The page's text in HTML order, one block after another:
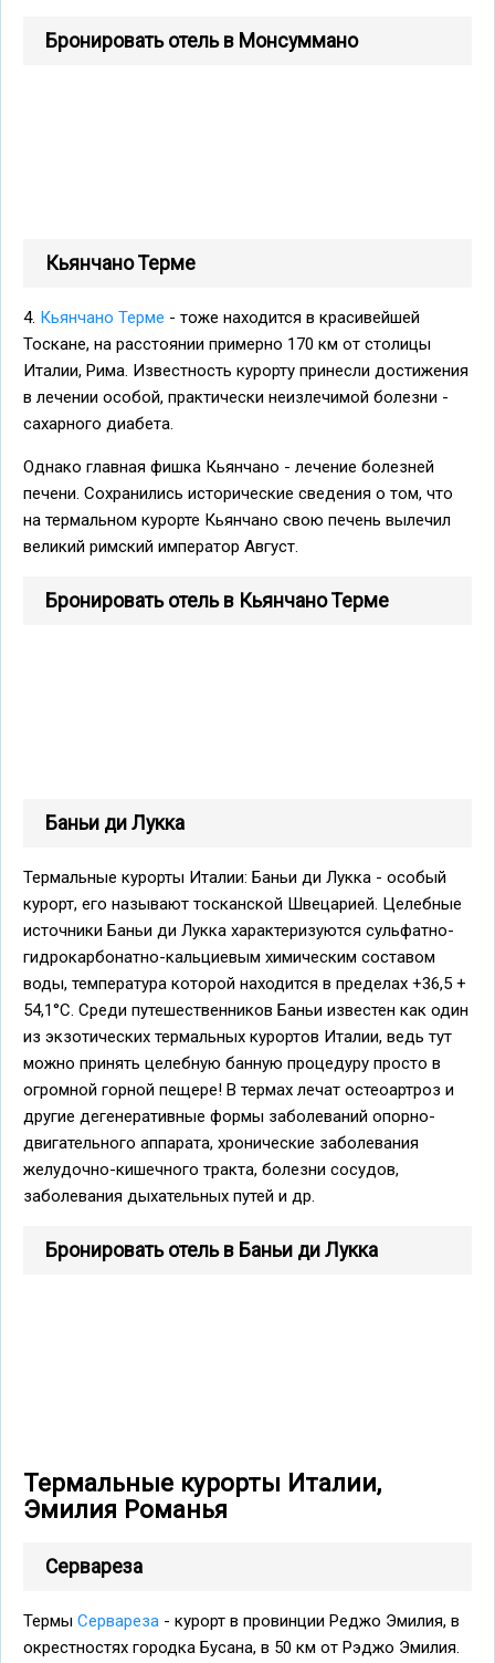
Бронировать отель в Монсуммано
Кьянчано Терме
4. Кьянчано Терме - тоже находится в красивейшей
Тоскане, на расстоянии примерно 170 км от столицы
Италии, Рима. Известность курорту принесли достижения
в лечении особой, практически неизлечимой болезни -
сахарного диабета.
Однако главная фишка Кьянчано - лечение болезней
печени. Сохранились исторические сведения о том, что
на термальном курорте Кьянчано свою печень вылечил
великий римский император Август.
Бронировать отель в Кьянчано Терме
Баньи ди Лукка
Термальные курорты Италии: Баньи ди Лукка - особый
курорт, его называют тосканской Швецарией. Целебные
источники Баньи ди Лукка характеризуются сульфатно-
гидрокарбонатно-кальциевым химическим составом
воды, температура которой находится в пределах +36,5 +
54,1°С. Среди путешественников Баньи известен как один
из экзотических термальных курортов Италии, ведь тут
можно принять целебную банную процедуру просто в
огромной горной пещере! В термах лечат остеоартроз и
другие дегенеративные формы заболеваний опорно-
двигательного аппарата, хронические заболевания
желудочно-кишечного тракта, болезни сосудов,
заболевания дыхательных путей и др.
Бронировать отель в Баньи ди Лукка
Термальные курорты Италии,
Эмилия Романья
Сервареза
Термы Сервареза - курорт в провинции Реджо Эмилия, в
окрестностях городка Бусана, в 50 км от Рэджо Эмилия.